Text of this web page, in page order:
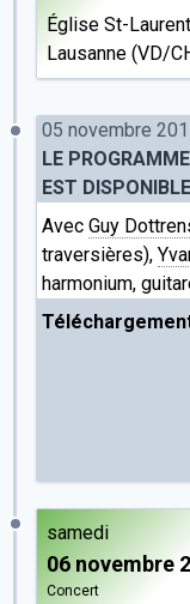
Église St-Laurent
Lausanne (VD/
05 novembre
LE
EST
Avec Guy
traversières),
harmonium,
samedi
06 novembre
Concert